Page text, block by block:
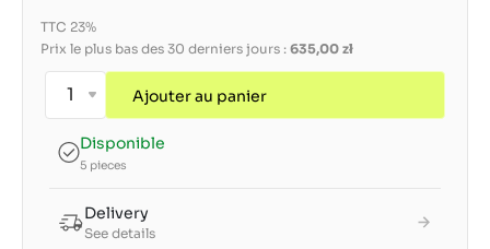
TTC 23%
Prix le plus bas des 30 derniers jours : 635,00 zł
Ajouter au panier
Disponible
5 pieces
Delivery
See details